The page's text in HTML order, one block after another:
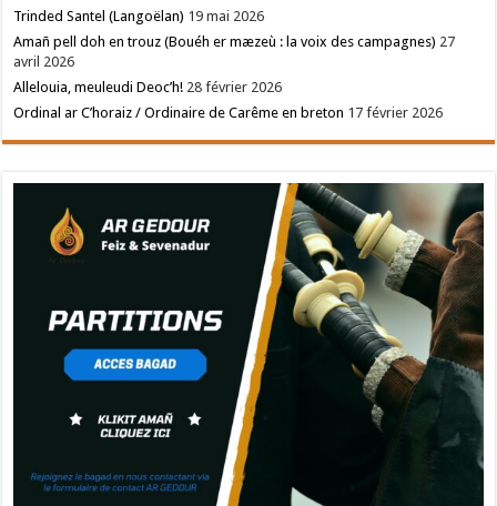
Trinded Santel (Langoëlan) 19 mai 2026
Amañ pell doh en trouz (Bouéh er mæzeù : la voix des campagnes) 27
avril 2026
Allelouia, meuleudi Deoc’h! 28 février 2026
Ordinal ar C’horaiz / Ordinaire de Carême en breton 17 février 2026